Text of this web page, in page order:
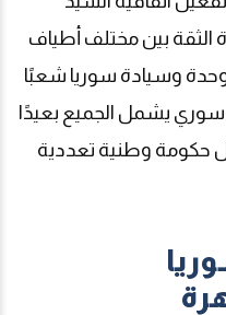
الثقة بين مختلف أطياف
وسيادة سوريا شعبًا
يشمل الجميع بعيدًا
حكومة وطنية تعددية